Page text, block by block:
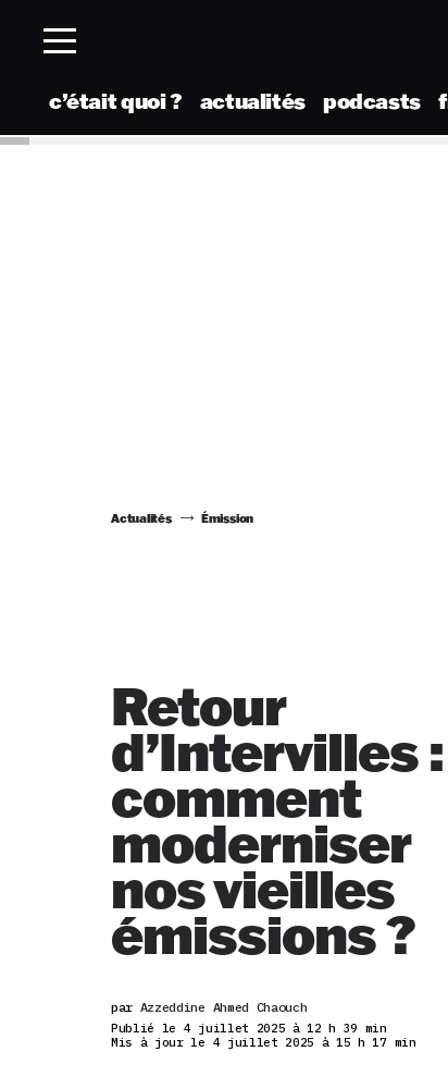
c’était quoi ? actualités podcasts
Actualités Émission
Retour
d’Intervilles :
comment
moderniser
nos vieilles
émissions ?
par Azzeddine Ahmed Chaouch
Publié le 4 juillet 2025 à 12 h 39 min
Mis à jour le 4 juillet 2025 à 15 h 17 min